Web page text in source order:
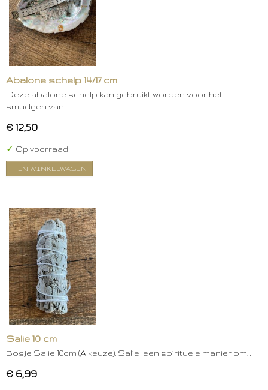
Abalone schelp 14/17 cm
Deze abalone schelp kan gebruikt worden voor het
smudgen van…
€ 12,50
✓ Op voorraad
IN WINKELWAGEN
Salie 10 cm
Bosje Salie 10cm (A keuze). Salie: een spirituele manier om…
€ 6,99